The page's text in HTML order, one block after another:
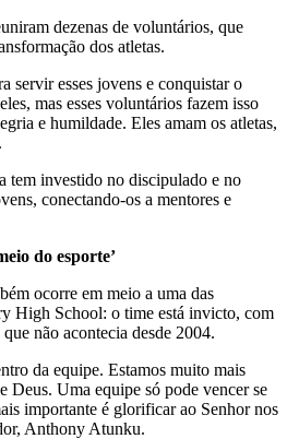
dezenas de voluntários, que
dos atletas.
servir esses jovens e conquistar o
mas esses voluntários fazem isso
e humildade. Eles amam os atletas,
tem investido no discipulado e no
conectando-os a mentores e
do esporte’
ocorre em meio a uma das
High School: o time está invicto, com
não acontecia desde 2004.
da equipe. Estamos muito mais
Deus. Uma equipe só pode vencer se
importante é glorificar ao Senhor nos
Anthony Atunku.